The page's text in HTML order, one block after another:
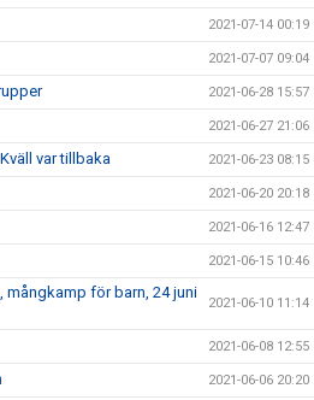
2021-07-14 00:19
2021-07-07 09:04
2021-06-28 15:57
2021-06-27 21:06
var tillbaka 2021-06-23 08:15
2021-06-20 20:18
2021-06-16 12:47
2021-06-15 10:46
för barn, 24 juni
2021-06-10 11:14
2021-06-08 12:55
2021-06-06 20:20